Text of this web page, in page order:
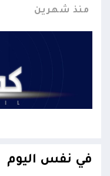
منذ شهرين
في نفس اليوم